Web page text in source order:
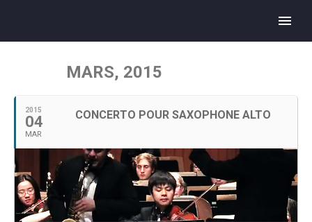
MARS, 2015
2015
04
MAR
CONCERTO POUR SAXOPHONE ALTO